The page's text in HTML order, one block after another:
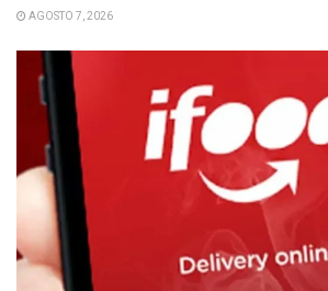
AGOSTO 7, 2026